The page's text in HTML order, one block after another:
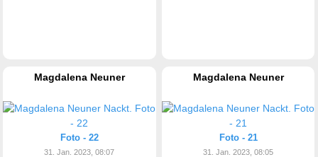
Magdalena Neuner
Foto - 22
31. Jan. 2023, 08:07
Magdalena Neuner
Foto - 21
31. Jan. 2023, 08:05